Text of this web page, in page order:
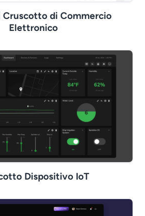
Cruscotto di Commercio
Elettronico
Dispositivo IoT